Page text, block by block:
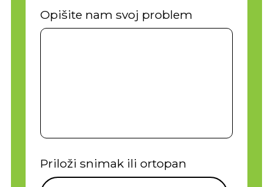
Opišite nam svoj problem
Priloži snimak ili ortopan